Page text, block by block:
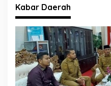
Kabar Daerah